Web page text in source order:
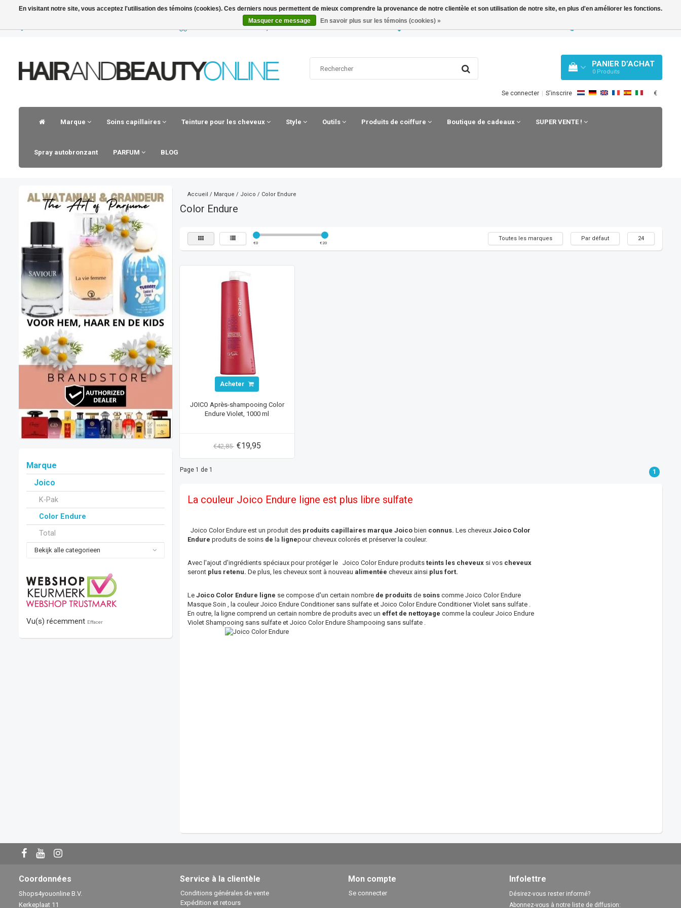
LIVRAISON RAPIDE VOOR 23.30 UUR BESTELD, MORGEN IN HUIS* HAIRANDBEAUTY BLOG WHATSAPP: +31 33 258 43 43
PANIER D’ACHAT
0 Produits
Se connecter S'inscrire €
Marque Soins capillaires Teinture pour les cheveux Style Outils Produits de coiffure Boutique de cadeaux SUPER VENTE !
Spray autobronzant PARFUM BLOG
Marque
Joico
K-Pak
Color Endure
Total
Bekijk alle categorieen
Vu(s) récemment Effacer
Accueil / Marque / Joico / Color Endure
Color Endure
€0 € 20
Toutes les marques Par défaut 24
Acheter
JOICO Après-shampooing Color
Endure Violet, 1000 ml
€42,85 €19,95
Page 1 de 1 1
La couleur Joico Endure ligne est plus libre sulfate
Joico Color Endure est un produit des produits capillaires marque Joicobien connus. Les cheveux Joico Color
Endure produits de soins de la lignepour cheveux colorés et préserver la couleur.
Avec l'ajout d'ingrédients spéciaux pour protéger le Joico Color Endure produits teints les cheveuxsi vos cheveux
seront plus retenu. De plus, les cheveux sont à nouveau alimentée cheveux ainsi plus fort.
Le Joico Color Endure ligne se compose d'un certain nombre de produitsde soinscomme Joico Color Endure
Masque Soin , la couleur Joico Endure Conditioner sans sulfate et Joico Color Endure Conditioner Violet sans sulfate .
En outre, la ligne comprend un certain nombre de produits avec un effet de nettoyage comme la couleur Joico Endure
Violet Shampooing sans sulfate et Joico Color Endure Shampooing sans sulfate .
Coordonnées
Shops4youonline B.V.
Kerkeplaat 11
Service à la clientèle
Conditions générales de vente
Expédition et retours
Mon compte
Se connecter
Infolettre
Désirez-vous rester informé?
Abonnez-vous à notre liste de diffusion:
En visitant notre site, vous acceptez l'utilisation des témoins (cookies). Ces derniers nous permettent de mieux comprendre la provenance de notre clientèle et son utilisation de notre site, en plus d'en améliorer les fonctions.
Masquer ce message
En savoir plus sur les témoins (cookies) »